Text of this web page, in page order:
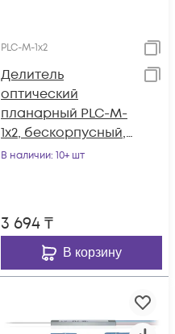
PLC-M-1x2
Делитель
оптический
планарный PLC-M-
1x2, бескорпусный,
неоконцованный
В наличии: 10+ шт
3 694₸
В корзину